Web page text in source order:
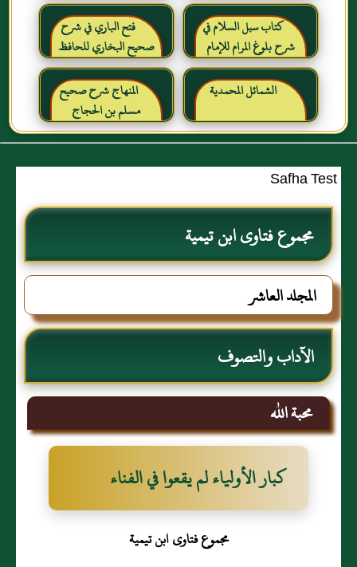
كتاب سبل السلام في
شرح بلوغ المرام للإمام
الصنعاني رحمه الله
فتح الباري في شرح
صحيح البخاري للحافظ
ابن حجر العسقلاني
الشمائل المحمدية
المنهاج شرح صحيح
مسلم بن الحجاج
Safha Test
مجموع فتاوى ابن تيمية
المجلد العاشر
الآداب والتصوف
محبة الله‏
كبار الأولياء لم يقعوا في الفناء
مجموع فتاوى ابن تيمية